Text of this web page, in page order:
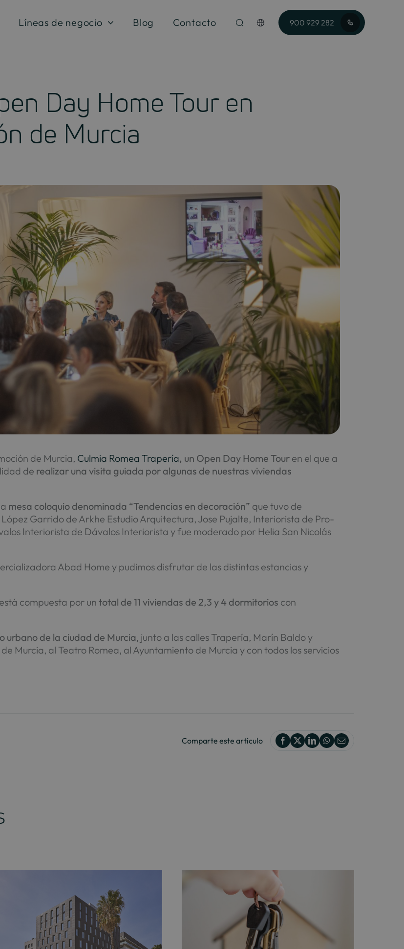
Líneas de negocio Blog Contacto 900 929 282
Day Home Tour en
de Murcia
de Murcia, Culmia Romea Trapería, un Open Day Home Tour en el que a
de realizar una visita guiada por algunas de nuestras viviendas
mesa coloquio denominada “Tendencias en decoración” que tuvo de
Garrido de Arkhe Estudio Arquitectura, Jose Pujalte, Interiorista de Pro-
Interiorista de Dávalos Interiorista y fue moderado por Helia San Nicolás
Abad Home y pudimos disfrutar de las distintas estancias y
compuesta por untotal de 11 viviendas de 2,3 y 4 dormitorios con
urbano de la ciudad de Murcia, junto a las calles Trapería, Marín Baldo y
Murcia, al Teatro Romea, al Ayuntamiento de Murcia y con todos los servicios
Comparte este artículo